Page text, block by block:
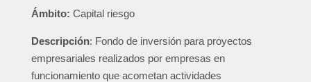
Ámbito: Capital riesgo
Descripción: Fondo de inversión para proyectos
empresariales realizados por empresas en
funcionamiento que acometan actividades